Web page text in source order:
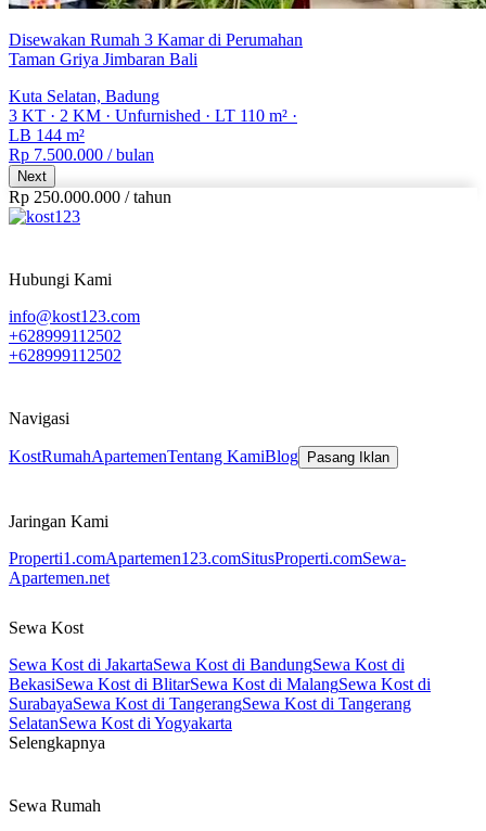
Disewakan Rumah 3 Kamar di Perumahan
Taman Griya Jimbaran Bali
Kuta Selatan, Badung
3 KT · 2 KM · Unfurnished · LT 110 m² ·
LB 144 m²
Rp 7.500.000 / bulan
Next
Rp 250.000.000 /tahun
Hubungi Kami
info@kost123.com
+628999112502
+628999112502
Navigasi
KostRumahApartemenTentang KamiBlog Pasang Iklan
Jaringan Kami
Properti1.comApartemen123.comSitusProperti.comSewa-
Apartemen.net
Sewa Kost
Sewa Kost di JakartaSewa Kost di BandungSewa Kost di
BekasiSewa Kost di BlitarSewa Kost di MalangSewa Kost di
SurabayaSewa Kost di TangerangSewa Kost di Tangerang
SelatanSewa Kost di Yogyakarta
Selengkapnya
Sewa Rumah